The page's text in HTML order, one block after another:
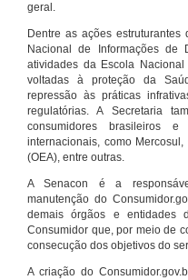
geral.
Dentre as ações estruturantes
Nacional de Informações de
atividades da Escola
voltadas à proteção da
repressão às práticas
regulatórias. A Secretaria
consumidores brasileiros
internacionais, como
(OEA), entre outras.
A Senacon é a
manutenção do
demais órgãos e entidades
Consumidor que, por meio de
consecução dos objetivos do
A criação do